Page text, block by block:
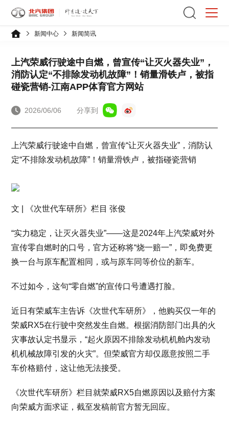
新闻中心 新闻简讯
上汽荣威行驶途中自燃，曾宣传“让灭火器失业”，
消防认定“不排除发动机故障”！销量滑铁卢，被指
碰瓷营销-江南APP体育官方网站
2026/06/06 分享到
上汽荣威行驶途中自燃，曾宣传“让灭火器失业”，消防认
定“不排除发动机故障”！销量滑铁卢，被指碰瓷营销
文 | 《次世代车研所》栏目 张俊
“实力稳定，让灭火器失业”——这是2024年上汽荣威对外
宣传零自燃时的口号，官方还称将“烧一赔一”，即免费更
换一台与原车配置相同，或与原车同等价位的新车。
不过如今，这句“零自燃”的宣传口号遭遇打脸。
近日有荣威车主告诉《次世代车研所》，他购买仅一年的
荣威RX5在行驶中突然发生自燃。根据消防部门出具的火
灾事故认定书显示，“起火原因不排除发动机机舱内发动
机机械故障引发的火灾”。但荣威官方却仅愿意按照二手
车价格赔付，这让他无法接受。
《次世代车研所》栏目就荣威RX5自燃原因以及赔付方案
向荣威方面求证，截至发稿前官方暂无回应。